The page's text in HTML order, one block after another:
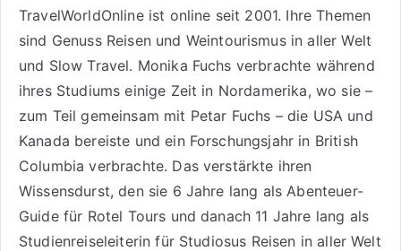
TravelWorldOnline ist online seit 2001. Ihre Themen
sind Genuss Reisenund Weintourismusin aller Welt
und Slow Travel. Monika Fuchs verbrachte während
ihres Studiums einige Zeit in Nordamerika, wo sie –
zum Teil gemeinsam mit Petar Fuchs – die USA und
Kanada bereiste und ein Forschungsjahr in British
Columbia verbrachte. Das verstärkte ihren
Wissensdurst, den sie 6 Jahre lang als Abenteuer-
Guide für Rotel Tours und danach 11 Jahre lang als
Studienreiseleiterin für Studiosus Reisen in aller Welt